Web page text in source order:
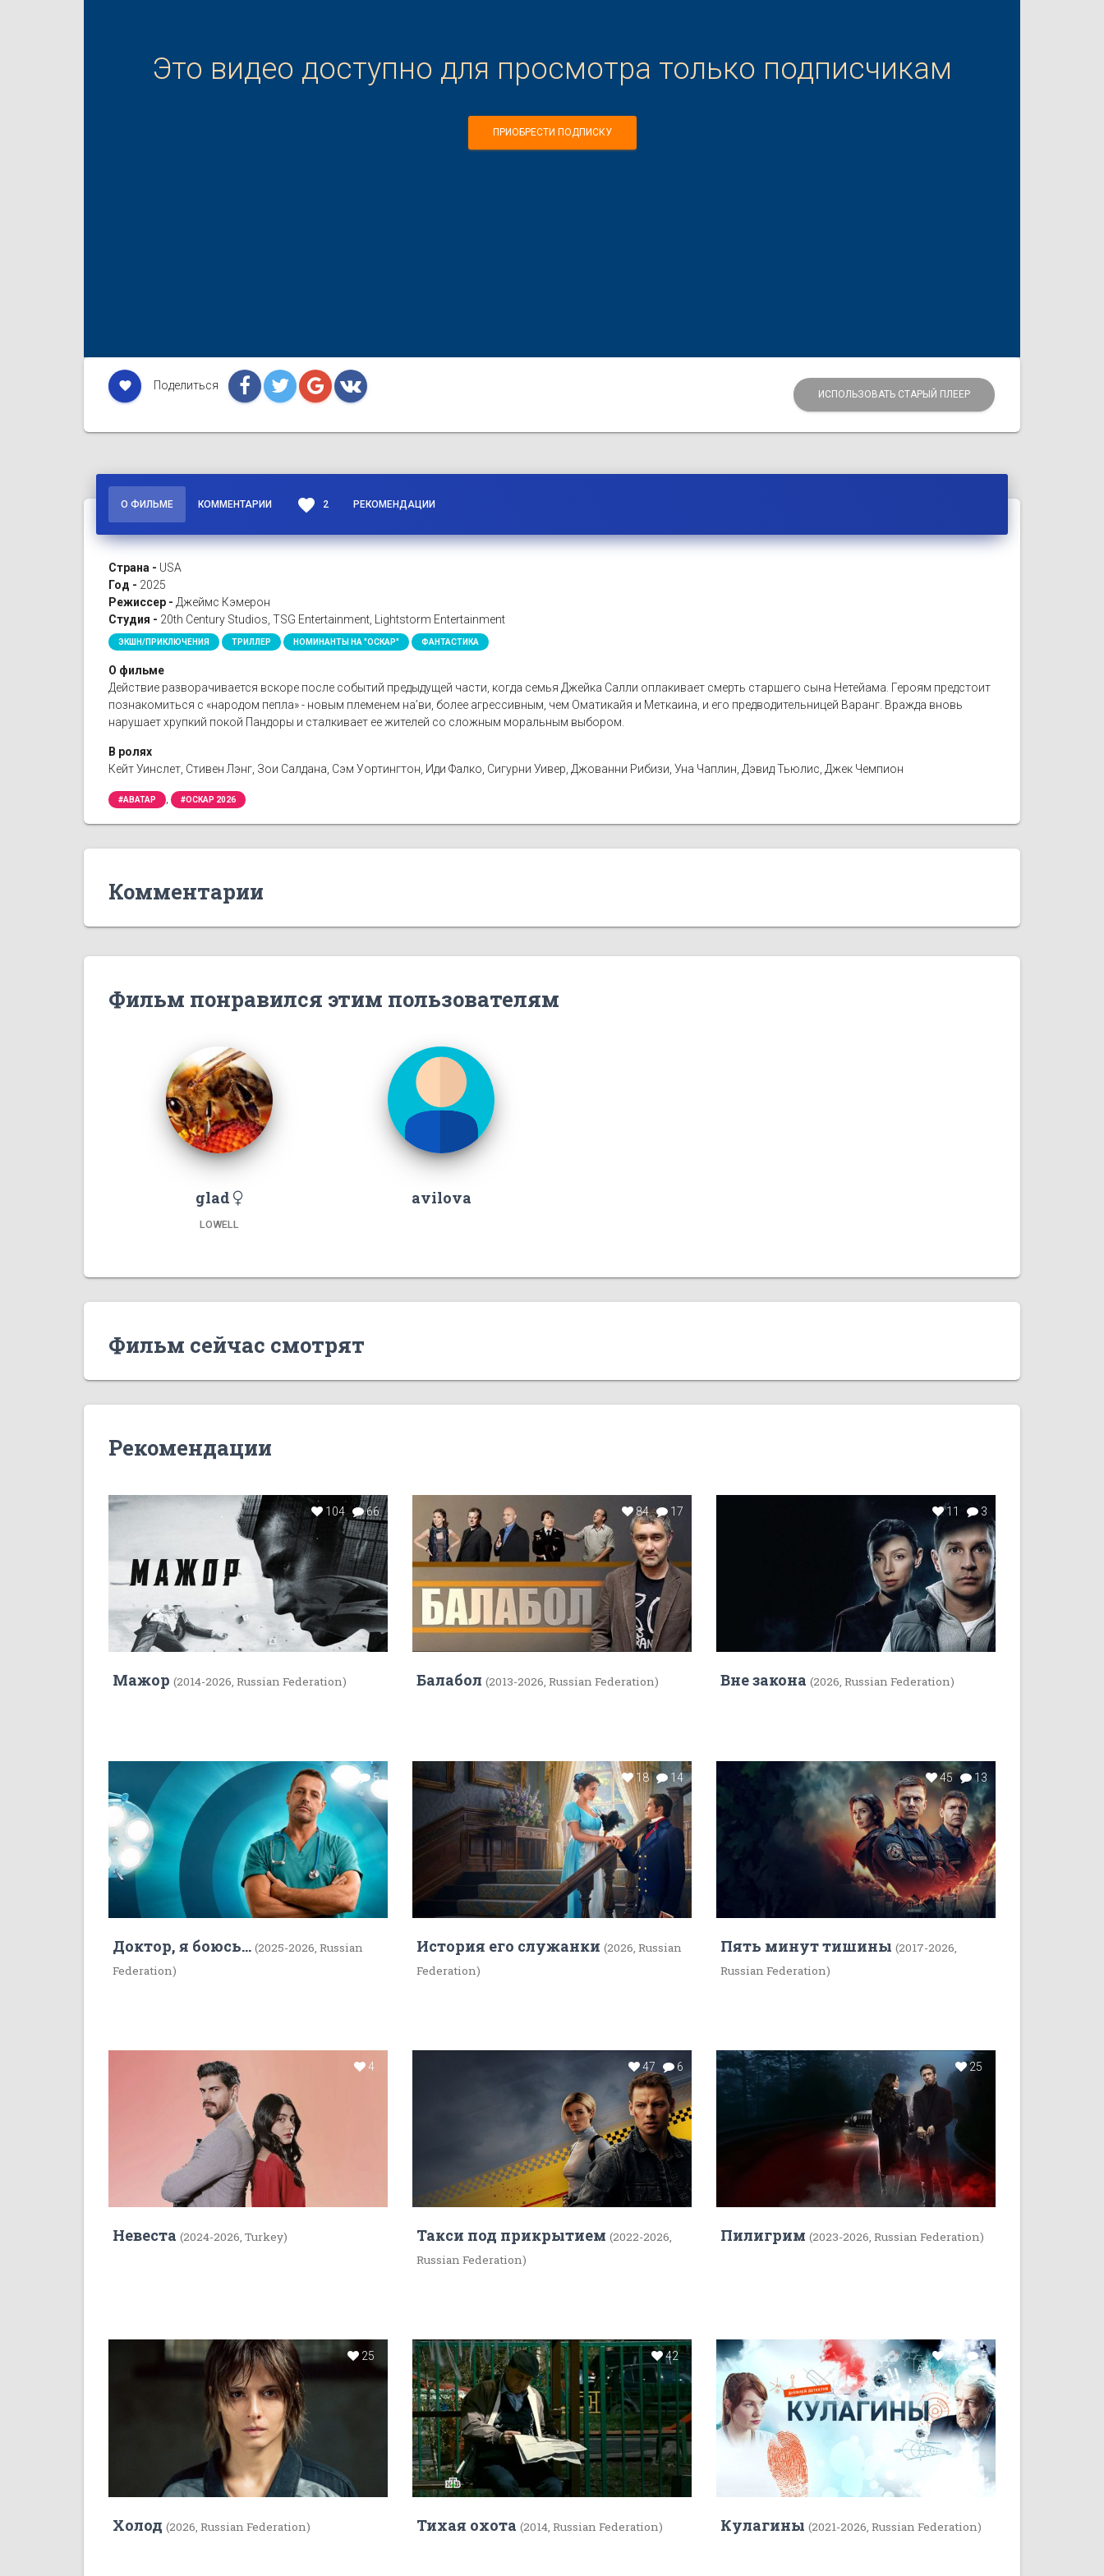
Это видео доступно для просмотра только подписчикам
ПРИОБРЕСТИ ПОДПИСКУ
favorite Поделиться
ИСПОЛЬЗОВАТЬ СТАРЫЙ ПЛЕЕР
О ФИЛЬМЕ КОММЕНТАРИИ favorite 2 РЕКОМЕНДАЦИИ
Страна - USA
Год - 2025
Режиссер - Джеймс Кэмерон
Студия - 20th Century Studios, TSG Entertainment, Lightstorm Entertainment
ЭКШН/ПРИКЛЮЧЕНИЯ ТРИЛЛЕР НОМИНАНТЫ НА "ОСКАР" ФАНТАСТИКА
О фильме
Действие разворачивается вскоре после событий предыдущей части, когда семья Джейка Салли оплакивает смерть старшего сына Нетейама. Героям предстоит
познакомиться с «народом пепла» - новым племенем на’ви, более агрессивным, чем Оматикайя и Меткаина, и его предводительницей Варанг. Вражда вновь
нарушает хрупкий покой Пандоры и сталкивает ее жителей со сложным моральным выбором.
В ролях
Кейт Уинслет, Стивен Лэнг, Зои Салдана, Сэм Уортингтон, Иди Фалко, Сигурни Уивер, Джованни Рибизи, Уна Чаплин, Дэвид Тьюлис, Джек Чемпион
#АВАТАР #ОСКАР 2026
Комментарии
Фильм понравился этим пользователям
glad
LOWELL
avilova
Фильм сейчас смотрят
Рекомендации
104 66
Мажор (2014-2026, Russian Federation)
84 17
Балабол (2013-2026, Russian Federation)
11 3
Вне закона (2026, Russian Federation)
5
Доктор, я боюсь... (2025-2026, Russian
Federation)
18 14
История его служанки (2026, Russian
Federation)
45 13
Пять минут тишины (2017-2026,
Russian Federation)
4
Невеста (2024-2026, Turkey)
47 6
Такси под прикрытием (2022-2026,
Russian Federation)
25
Пилигрим (2023-2026, Russian Federation)
25
Холод (2026, Russian Federation)
42
Тихая охота (2014, Russian Federation)
22 5
Кулагины (2021-2026, Russian Federation)